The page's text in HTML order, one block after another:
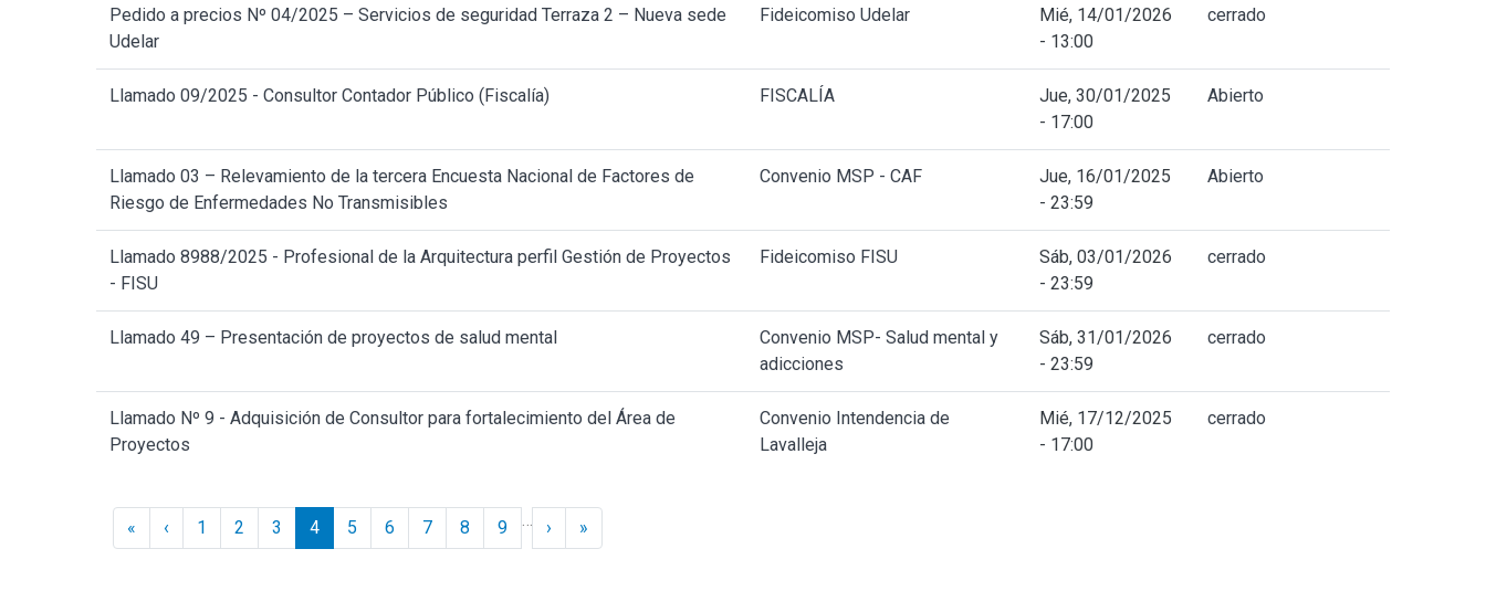
Pedido a precios Nº 04/2025 – Servicios de seguridad Terraza 2 – Nueva sede
Udelar
Fideicomiso Udelar
Mié, 14/01/2026
- 13:00
cerrado
Llamado 09/2025 - Consultor Contador Público (Fiscalía) FISCALÍA
Jue, 30/01/2025
- 17:00
Abierto
Llamado 03 – Relevamiento de la tercera Encuesta Nacional de Factores de
Riesgo de Enfermedades No Transmisibles
Convenio MSP - CAF
Jue, 16/01/2025
- 23:59
Abierto
Llamado 8988/2025 - Profesional de la Arquitectura perfil Gestión de Proyectos
- FISU
Fideicomiso FISU
Sáb, 03/01/2026
- 23:59
cerrado
Llamado 49 – Presentación de proyectos de salud mental
Convenio MSP- Salud mental y
adicciones
Sáb, 31/01/2026
- 23:59
cerrado
Llamado Nº 9 - Adquisición de Consultor para fortalecimiento del Área de
Proyectos
Convenio Intendencia de
Lavalleja
Mié, 17/12/2025
- 17:00
cerrado
Paginación
« « Inicio
‹ ‹ Anterior
1 2 3 4 5 6 7 8 9 › Siguiente ›
»